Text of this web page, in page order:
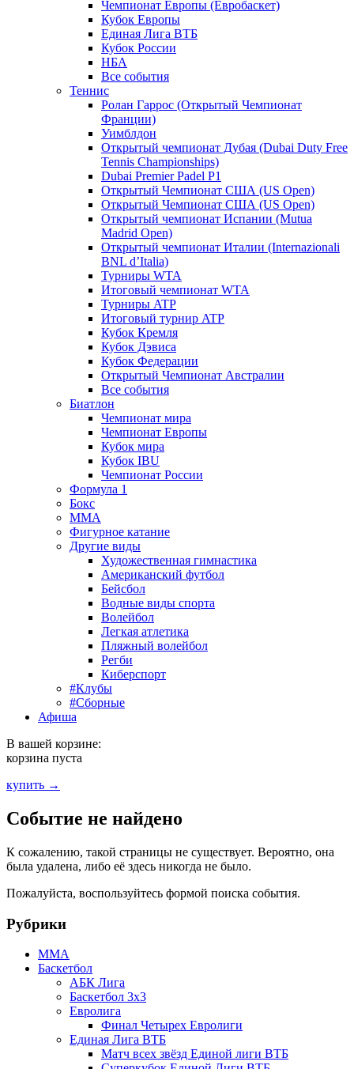
Чемпионат Европы (Евробаскет)
Кубок Европы
Единая Лига ВТБ
Кубок России
НБА
Все события
Теннис
Ролан Гаррос (Открытый Чемпионат
Франции)
Уимблдон
Открытый чемпионат Дубая (Dubai Duty Free
Tennis Championships)
Dubai Premier Padel P1
Открытый Чемпионат США (US Open)
Открытый Чемпионат США (US Open)
Открытый чемпионат Испании (Mutua
Madrid Open)
Открытый чемпионат Италии (Internazionali
BNL d’Italia)
Турниры WTA
Итоговый чемпионат WTA
Турниры ATP
Итоговый турнир ATP
Кубок Кремля
Кубок Дэвиса
Кубок Федерации
Открытый Чемпионат Австралии
Все события
Биатлон
Чемпионат мира
Чемпионат Европы
Кубок мира
Кубок IBU
Чемпионат России
Формула 1
Бокс
MMA
Фигурное катание
Другие виды
Художественная гимнастика
Американский футбол
Бейсбол
Водные виды спорта
Волейбол
Легкая атлетика
Пляжный волейбол
Регби
Киберспорт
#Клубы
#Сборные
Афиша
В вашей корзине:
корзина пуста
купить →
Событие не найдено
К сожалению, такой страницы не существует. Вероятно, она
была удалена, либо её здесь никогда не было.
Пожалуйста, воспользуйтесь формой поиска события.
Рубрики
MMA
Баскетбол
АБК Лига
Баскетбол 3х3
Евролига
Финал Четырех Евролиги
Единая Лига ВТБ
Матч всех звёзд Единой лиги ВТБ